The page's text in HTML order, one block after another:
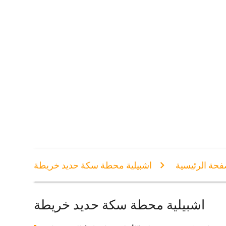
الرئيسية اشبيلية محطة سكة حديد خريطة
اشبيلية محطة سكة حديد خريطة